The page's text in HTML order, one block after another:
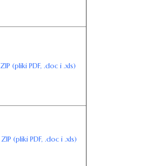
ZIP (pliki PDF, .doc i .xls)
ZIP (pliki PDF, .doc i .xls)